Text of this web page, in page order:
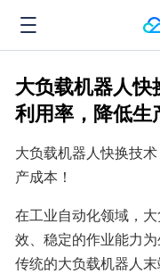
大负载机器人
利用率，降低生
大负载机器人快换技
产成本！
在工业自动化领域，
效、稳定的作业能力
传统的大负载机器人